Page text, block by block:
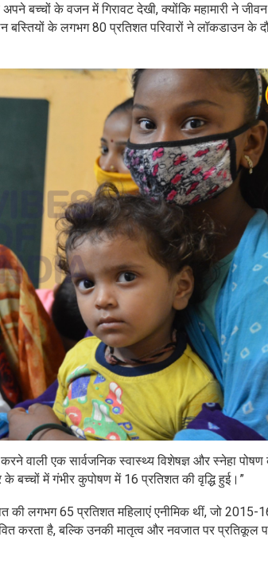
बच्चों के वजन में गिरावट देखी, क्योंकि महामारी ने
बस्तियों के लगभग 80 प्रतिशत परिवारों ने लॉकडाउन के
वाली एक सार्वजनिक स्वास्थ्य विशेषज्ञ और स्नेहा पोषण
बच्चों में गंभीर कुपोषण में 16 प्रतिशत की वृद्धि हुई।”
की लगभग 65 प्रतिशत महिलाएं एनीमिक थीं, जो 2015-
करता है, बल्कि उनकी मातृत्व और नवजात पर प्रतिकूल